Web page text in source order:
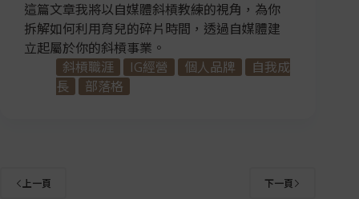
這篇文章我將以自媒體斜槓教練的視角，為你
拆解如何利用育兒的碎片時間，透過自媒體建
立起屬於你的斜槓事業。
斜槓職涯
IG經營 個人品牌
自我成
長
部落格
上一頁 下一頁